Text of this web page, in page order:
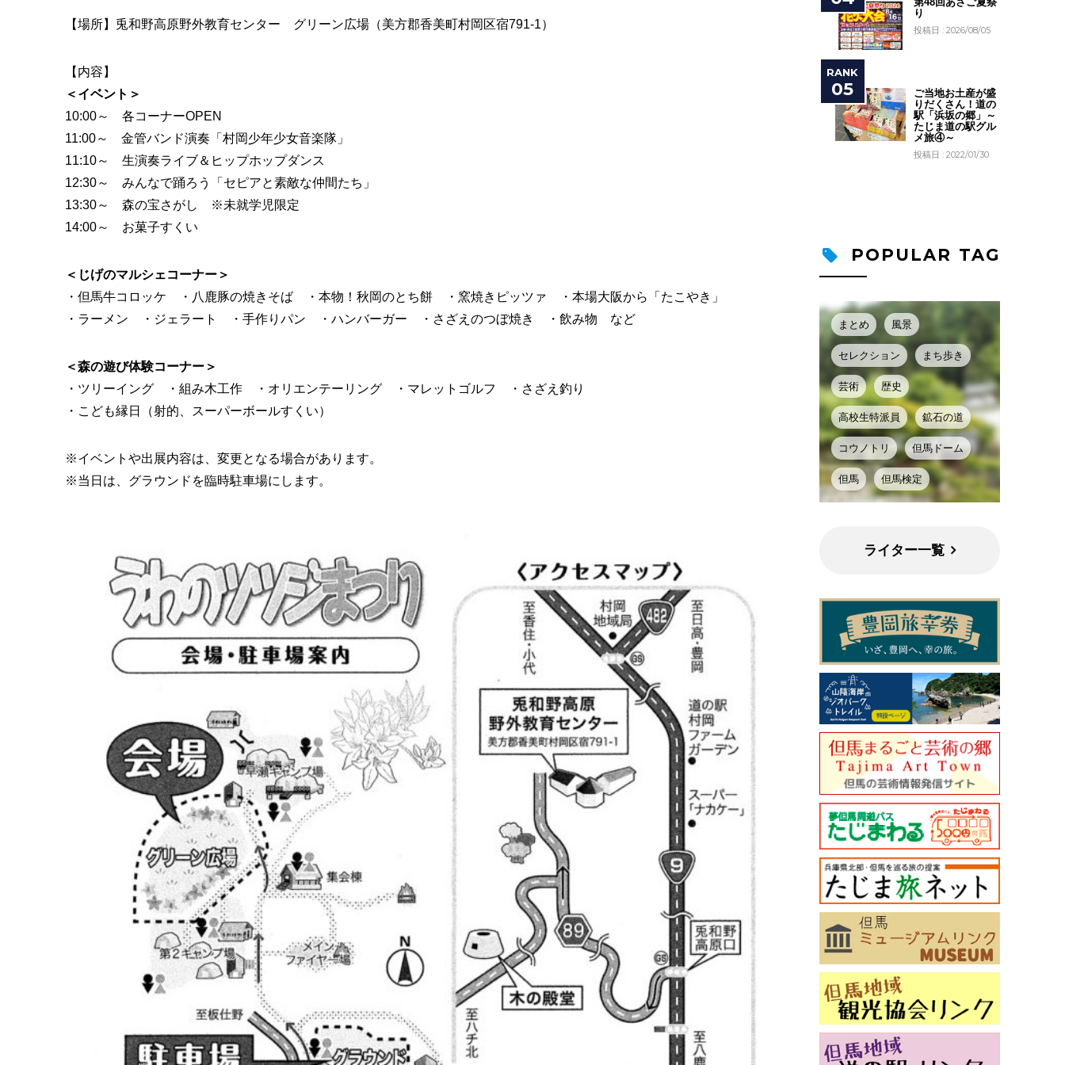
【場所】兎和野高原野外教育センター グリーン広場（美方郡香美町村岡区宿791-1）
【内容】
＜イベント＞
10:00～ 各コーナーOPEN
11:00～ 金管バンド演奏「村岡少年少女音楽隊」
11:10～ 生演奏ライブ＆ヒップホップダンス
12:30～ みんなで踊ろう「セピアと素敵な仲間たち」
13:30～ 森の宝さがし ※未就学児限定
14:00～ お菓子すくい
＜じげのマルシェコーナー＞
・但馬牛コロッケ ・八鹿豚の焼きそば ・本物！秋岡のとち餅 ・窯焼きピッツァ ・本場大阪から「たこやき」
・ラーメン ・ジェラート ・手作りパン ・ハンバーガー ・さざえのつぼ焼き ・飲み物 など
＜森の遊び体験コーナー＞
・ツリーイング ・組み木工作 ・オリエンテーリング ・マレットゴルフ ・さざえ釣り
・こども縁日（射的、スーパーボールすくい）
※イベントや出展内容は、変更となる場合があります。
※当日は、グラウンドを臨時駐車場にします。
り
投稿日 : 2026/08/05
ご当地お土産が盛
りだくさん！道の
駅「浜坂の郷」～
たじま道の駅グル
メ旅④～
投稿日 : 2022/01/30
POPULAR TAG
まとめ 風景
セレクション まち歩き
芸術 歴史
高校生特派員 鉱石の道
コウノトリ 但馬ドーム
但馬 但馬検定
ライター一覧